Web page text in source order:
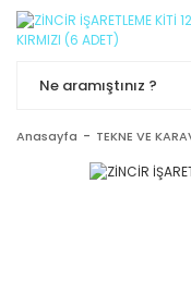
Anasayfa TEKNE VE